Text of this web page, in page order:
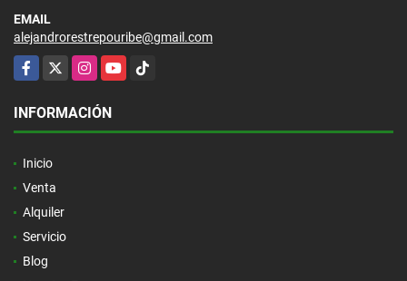
EMAIL
alejandrorestrepouribe@gmail.com
Facebook
X InstagramYouTubeTikTok
INFORMACIÓN
Inicio
Venta
Alquiler
Servicio
Blog